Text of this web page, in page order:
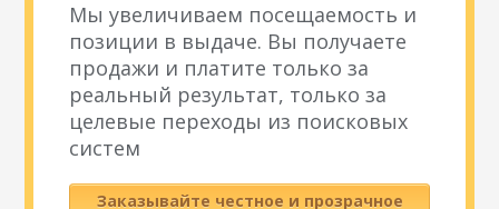
Мы увеличиваем посещаемость и
позиции в выдаче. Вы получаете
продажи и платите только за
реальный результат, только за
целевые переходы из поисковых
систем
Заказывайте честное и прозрачное